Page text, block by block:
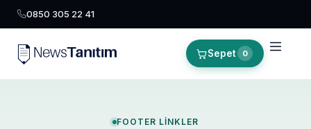
0850 305 22 41
Sepet 0
FOOTER LINKLER